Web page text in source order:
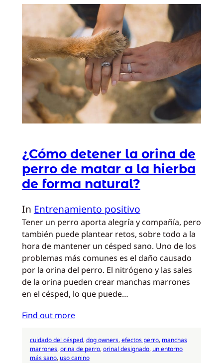
¿Cómo detener la orina de
perro de matar a la hierba
de forma natural?
In Entrenamiento positivo
Tener un perro aporta alegría y compañía, pero
también puede plantear retos, sobre todo a la
hora de mantener un césped sano. Uno de los
problemas más comunes es el daño causado
por la orina del perro. El nitrógeno y las sales
de la orina pueden crear manchas marrones
en el césped, lo que puede…
Find out more
cuidado del césped, dog owners, efectos perro, manchas
marrones, orina de perro, orinal designado, un entorno
más sano, uso canino